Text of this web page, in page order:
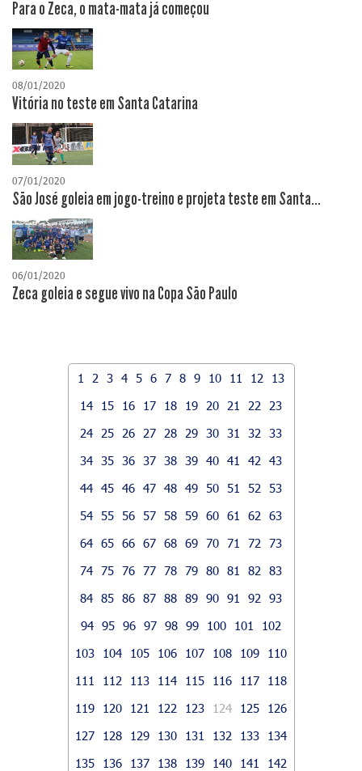
Para o Zeca, o mata-mata já começou
08/01/2020
Vitória no teste em Santa Catarina
07/01/2020
São José goleia em jogo-treino e projeta teste em Santa...
06/01/2020
Zeca goleia e segue vivo na Copa São Paulo
1 2 3 4 5 6 7 8 9 10 11 12
13
14
15 16 17 18 19 20 21 22
23
24
25 26 27 28 29 30 31 32
33
34 35 36 37 38 39 40 41 42
43
44 45 46 47 48 49 50 51 52
53
54 55 56 57 58 59 60 61 62
63
64 65 66 67 68 69 70 71 72
73
74 75 76 77 78 79 80 81 82
83
84 85 86 87 88 89 90 91 92
93
94 95 96 97 98 99 100 101
102
103
104 105 106 107 108 109
110
111
112 113 114 115 116 117
118
119
120 121 122 123 124 125
126
127
128 129 130 131 132 133
134
135
136 137 138 139 140 141
142